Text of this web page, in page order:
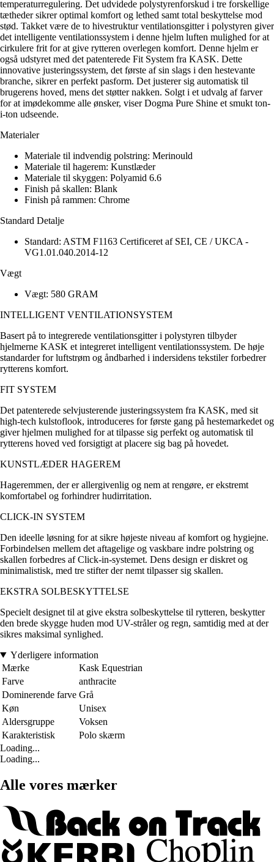
temperaturregulering. Det udvidede polystyrenforskud i tre forskellige
tætheder sikrer optimal komfort og lethed samt total beskyttelse mod
stød. Takket være de to hivestruktur ventilationsgitter i polystyren giver
det intelligente ventilationssystem i denne hjelm luften mulighed for at
cirkulere frit for at give rytteren overlegen komfort. Denne hjelm er
også udstyret med det patenterede Fit System fra KASK. Dette
innovative justeringssystem, det første af sin slags i den hestevante
branche, sikrer en perfekt pasform. Det justerer sig automatisk til
brugerens hoved, mens det støtter nakken. Solgt i et udvalg af farver
for at imødekomme alle ønsker, viser Dogma Pure Shine et smukt ton-
i-ton udseende.
Materialer
Materiale til indvendig polstring: Merinould
Materiale til hagerem: Kunstlæder
Materiale til skyggen: Polyamid 6.6
Finish på skallen: Blank
Finish på rammen: Chrome
Standard Detalje
Standard: ASTM F1163 Certificeret af SEI, CE / UKCA -
VG1.01.040.2014-12
Vægt
Vægt: 580 GRAM
INTELLIGENT VENTILATIONSYSTEM
Basert på to integrerede ventilationsgitter i polystyren tilbyder
hjelmerne KASK et integreret intelligent ventilationssystem. De høje
standarder for luftstrøm og åndbarhed i indersidens tekstiler forbedrer
rytterens komfort.
FIT SYSTEM
Det patenterede selvjusterende justeringssystem fra KASK, med sit
high-tech kulstoflook, introduceres for første gang på hestemarkedet og
giver hjelmen mulighed for at tilpasse sig perfekt og automatisk til
rytterens hoved ved forsigtigt at placere sig bag på hovedet.
KUNSTLÆDER HAGEREM
Hageremmen, der er allergivenlig og nem at rengøre, er ekstremt
komfortabel og forhindrer hudirritation.
CLICK-IN SYSTEM
Den ideelle løsning for at sikre højeste niveau af komfort og hygiejne.
Forbindelsen mellem det aftagelige og vaskbare indre polstring og
skallen forbedres af Click-in-systemet. Dens design er diskret og
minimalistisk, med tre stifter der nemt tilpasser sig skallen.
EKSTRA SOLBESKYTTELSE
Specielt designet til at give ekstra solbeskyttelse til rytteren, beskytter
den brede skygge huden mod UV-stråler og regn, samtidig med at der
sikres maksimal synlighed.
Yderligere information
Mærke
Kask Equestrian
Farve
anthracite
Dominerende farve Grå
Køn
Unisex
Aldersgruppe
Voksen
Karakteristisk
Polo skærm
Loading...
Loading...
Alle vores mærker